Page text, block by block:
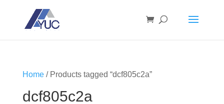
Home/ Products tagged “dcf805c2a”
dcf805c2a